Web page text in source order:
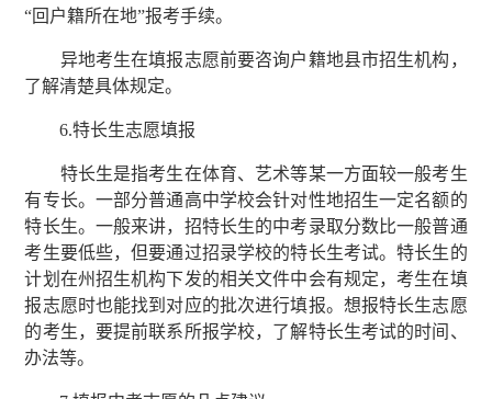
“回户籍所在地”报考手续。
异地考生在填报志愿前要咨询户籍地县市招生机构，
了解清楚具体规定。
6.特长生志愿填报
特长生是指考生在体育、艺术等某一方面较一般考生
有专长。一部分普通高中学校会针对性地招生一定名额的
特长生。一般来讲，招特长生的中考录取分数比一般普通
考生要低些，但要通过招录学校的特长生考试。特长生的
计划在州招生机构下发的相关文件中会有规定，考生在填
报志愿时也能找到对应的批次进行填报。想报特长生志愿
的考生，要提前联系所报学校，了解特长生考试的时间、
办法等。